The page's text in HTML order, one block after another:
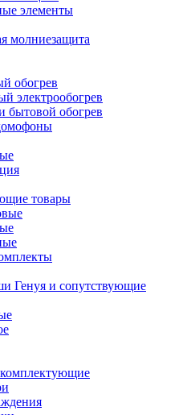
элементы
молниезащита
обогрев
электрообогрев
бытовой обогрев
товары
Генуя и сопутствующие